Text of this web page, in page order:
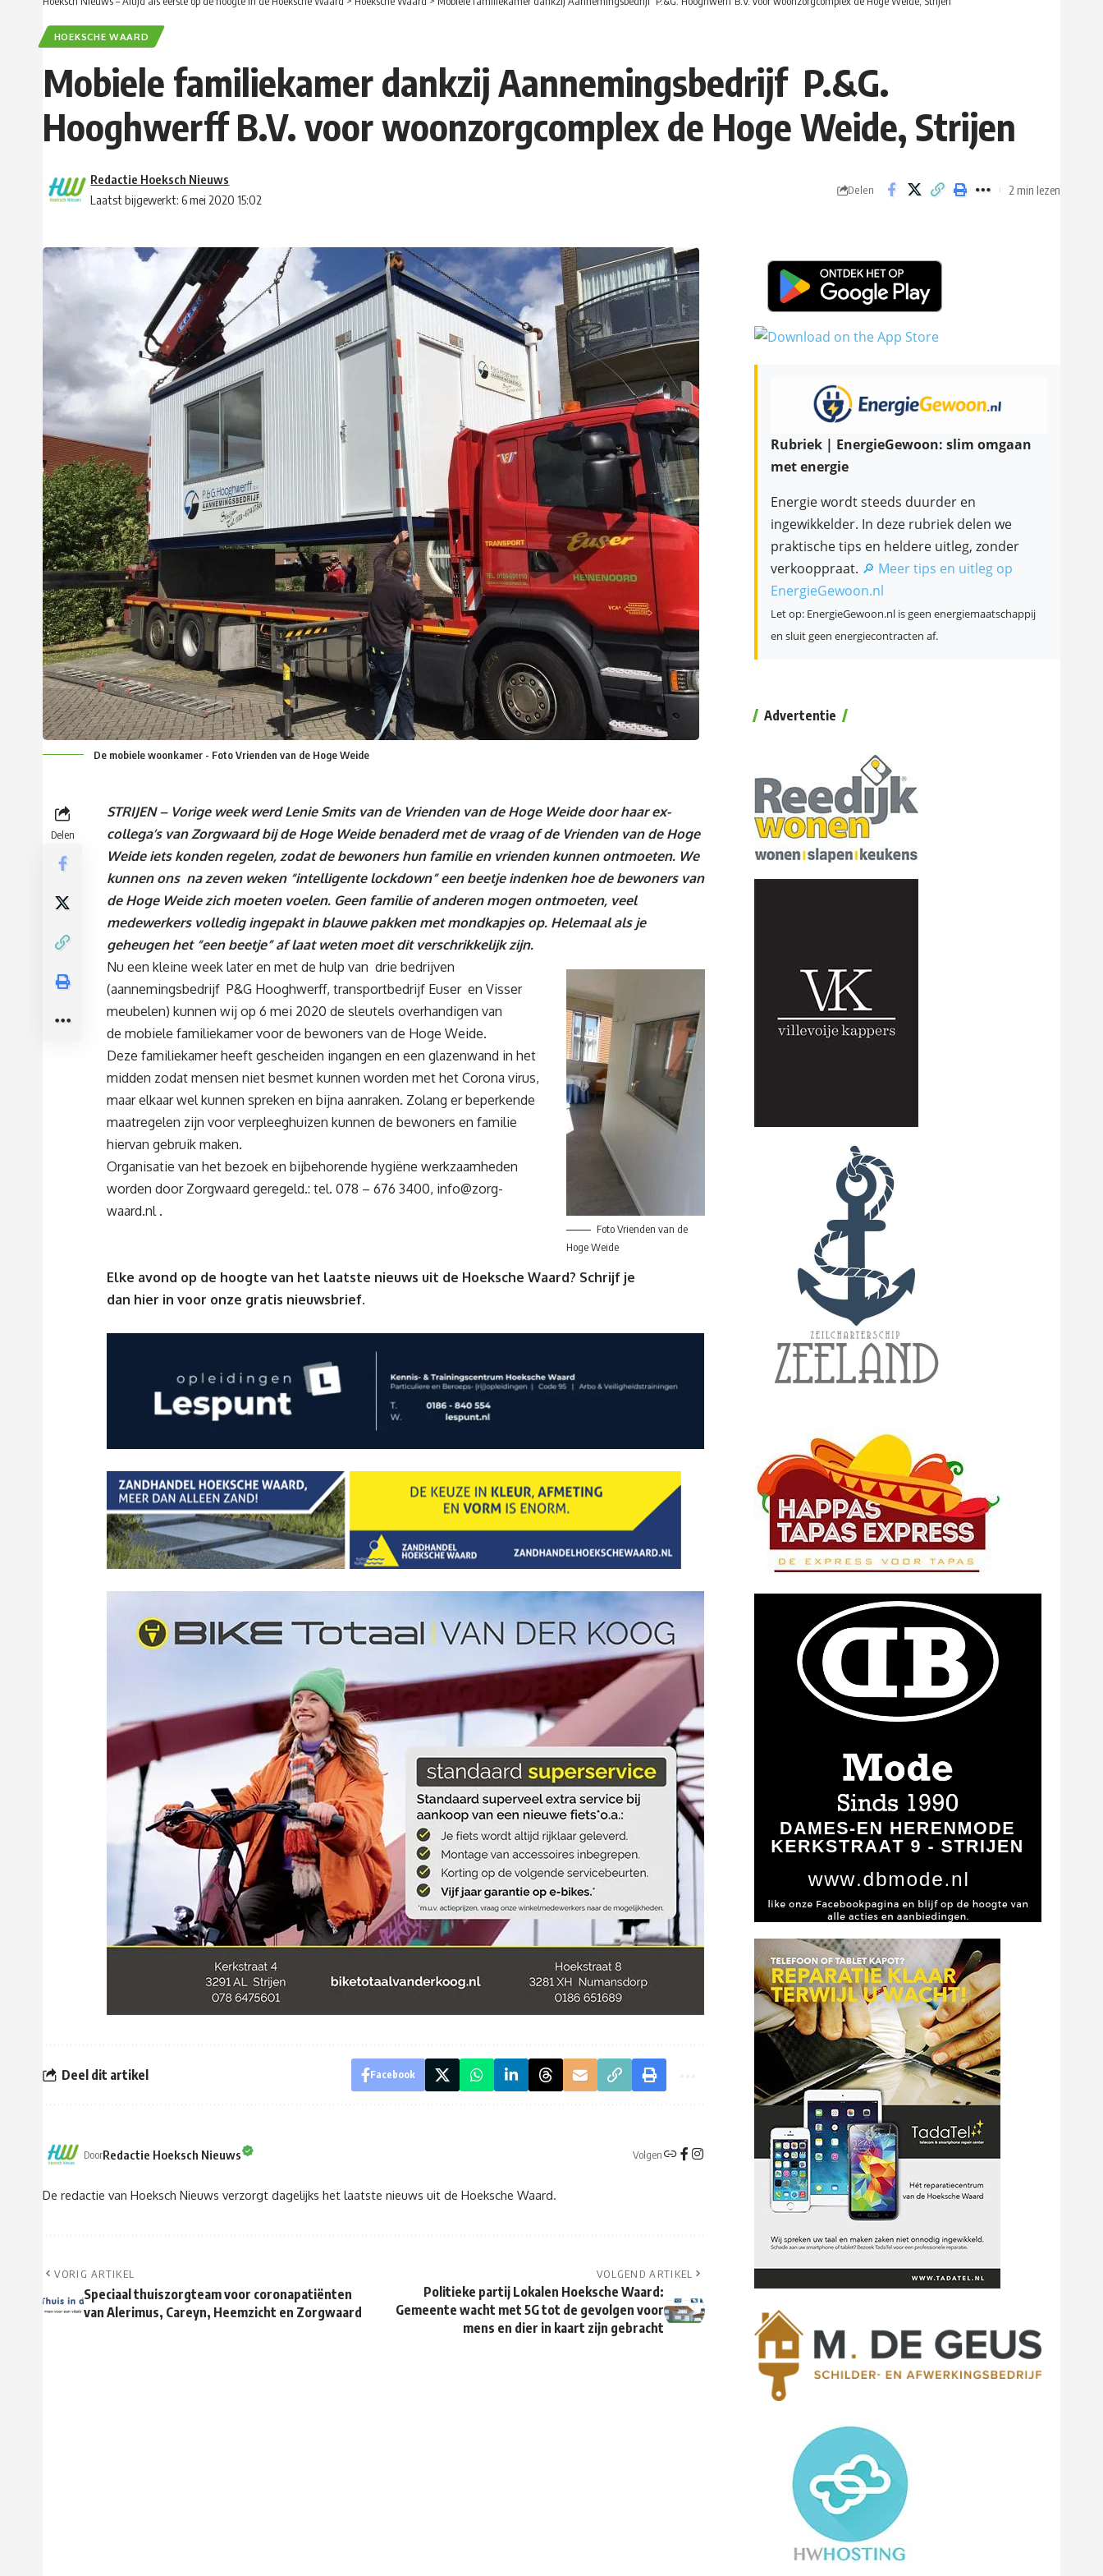
HOEKSCHE WAARD
Mobiele familiekamer dankzij Aannemingsbedrijf P.&G.
Hooghwerff B.V. voor woonzorgcomplex de Hoge Weide, Strijen
Laatst bijgewerkt: 6 mei 2020 15:02
Redactie Hoeksch Nieuws
Delen 2 min lezen
De mobiele woonkamer - Foto Vrienden van de Hoge Weide
Delen
STRIJEN – Vorige week werd Lenie Smits van de Vrienden van de Hoge Weide door haar ex-
collega’s van Zorgwaard bij de Hoge Weide benaderd met de vraag of de Vrienden van de Hoge
Weide iets konden regelen, zodat de bewoners hun familie en vrienden kunnen ontmoeten. We
kunnen ons na zeven weken “intelligente lockdown” een beetje indenken hoe de bewoners van
de Hoge Weide zich moeten voelen. Geen familie of anderen mogen ontmoeten, veel
medewerkers volledig ingepakt in blauwe pakken met mondkapjes op. Helemaal als je
geheugen het “een beetje” af laat weten moet dit verschrikkelijk zijn.
Foto Vrienden van de
Hoge Weide
Nu een kleine week later en met de hulp van drie bedrijven
(aannemingsbedrijf P&G Hooghwerff, transportbedrijf Euser en Visser
meubelen) kunnen wij op 6 mei 2020 de sleutels overhandigen van
de mobiele familiekamer voor de bewoners van de Hoge Weide.
Deze familiekamer heeft gescheiden ingangen en een glazenwand in het
midden zodat mensen niet besmet kunnen worden met het Corona virus,
maar elkaar wel kunnen spreken en bijna aanraken. Zolang er beperkende
maatregelen zijn voor verpleeghuizen kunnen de bewoners en familie
hiervan gebruik maken.
Organisatie van het bezoek en bijbehorende hygiëne werkzaamheden
worden door Zorgwaard geregeld.: tel. 078 – 676 3400, info@zorg-
waard.nl.
Elke avond op de hoogte van het laatste nieuws uit de Hoeksche Waard? Schrijf je
dan hier in voor onze gratis nieuwsbrief.
Deel dit artikel Facebook
DoorRedactie Hoeksch Nieuws Volgen
De redactie van Hoeksch Nieuws verzorgt dagelijks het laatste nieuws uit de Hoeksche Waard.
VORIG ARTIKEL
Speciaal thuiszorgteam voor coronapatiënten
van Alerimus, Careyn, Heemzicht en Zorgwaard
VOLGEND ARTIKEL
Politieke partij Lokalen Hoeksche Waard:
Gemeente wacht met 5G tot de gevolgen voor
mens en dier in kaart zijn gebracht
Rubriek | EnergieGewoon: slim omgaan
met energie
Energie wordt steeds duurder en
ingewikkelder. In deze rubriek delen we
praktische tips en heldere uitleg, zonder
verkooppraat. 🔎 Meer tips en uitleg op
EnergieGewoon.nl
Let op: EnergieGewoon.nl is geen energiemaatschappij
en sluit geen energiecontracten af.
Advertentie